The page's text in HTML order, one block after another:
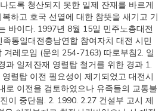
도록 청산되지 못한 일제 잔재를 바르게
하고 호국 선열에 대한 참뜻을 새기고 기
바이다. 1997년 8월 15일 민주노총대전
족통일대전충남연합 참여자치 대전 시민
겨레모임 (문의 254-7163) 따로부침2. 일
과 일제잔재 영렬탑 철거를 위한 경과 1.
렬탑 이전 필요성이 제기되었고 대전시
로 이전을 검토하였으나 유족들의 교통불
이 중단됨. 2. 1990. 2.27 건설부 고시 제